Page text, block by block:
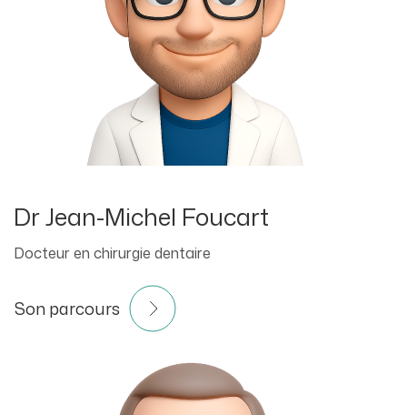
Dr Jean-Michel Foucart
Docteur en chirurgie dentaire
Son parcours